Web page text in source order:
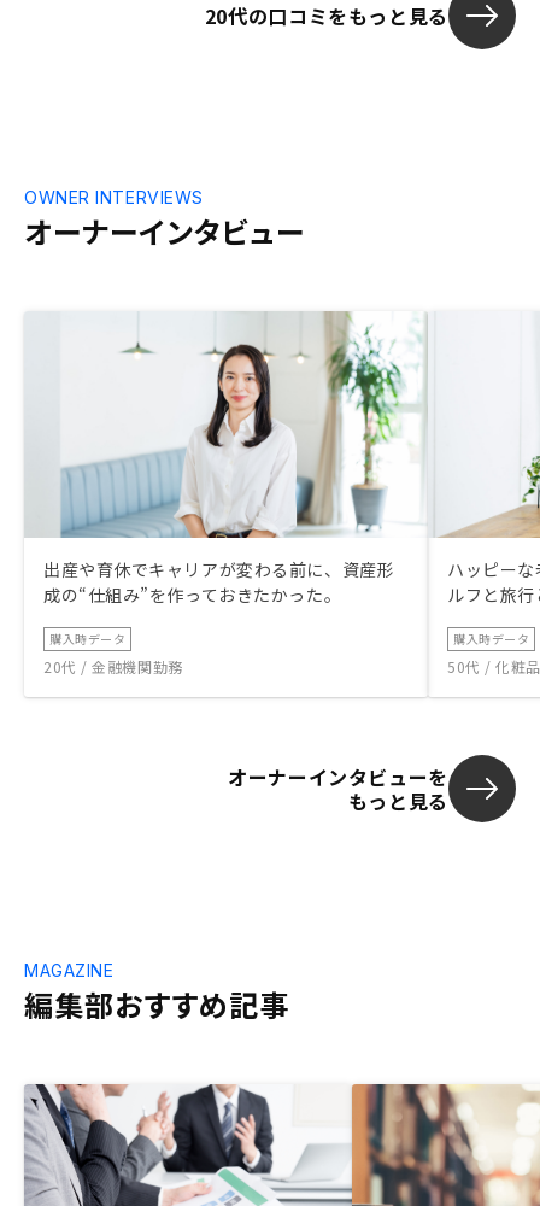
20代の口コミをもっと見る
オーナーインタビュー
OWNER INTERVIEWS
出産や育休でキャリアが変わる前に、資産形
成の“仕組み”を作っておきたかった。
購入時データ
20代 / 金融機関勤務
ハッピー
ルフと旅
購入時データ
50代 / 化粧
オーナーインタビューを
もっと見る
編集部おすすめ記事
MAGAZINE